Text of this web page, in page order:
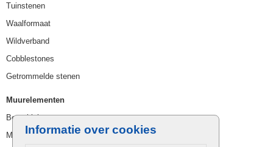
Informatie over cookies
Tuinstenen
Waalformaat
Wildverband
Cobblestones
Getrommelde stenen
Muurelementen
Betonbielzen
Muurstenen